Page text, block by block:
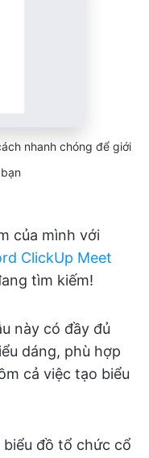
nhanh chóng để giới
của mình với
ClickUp Meet
tìm kiếm!
này có đầy đủ
dáng, phù hợp
cả việc tạo biểu
đồ tổ chức cổ